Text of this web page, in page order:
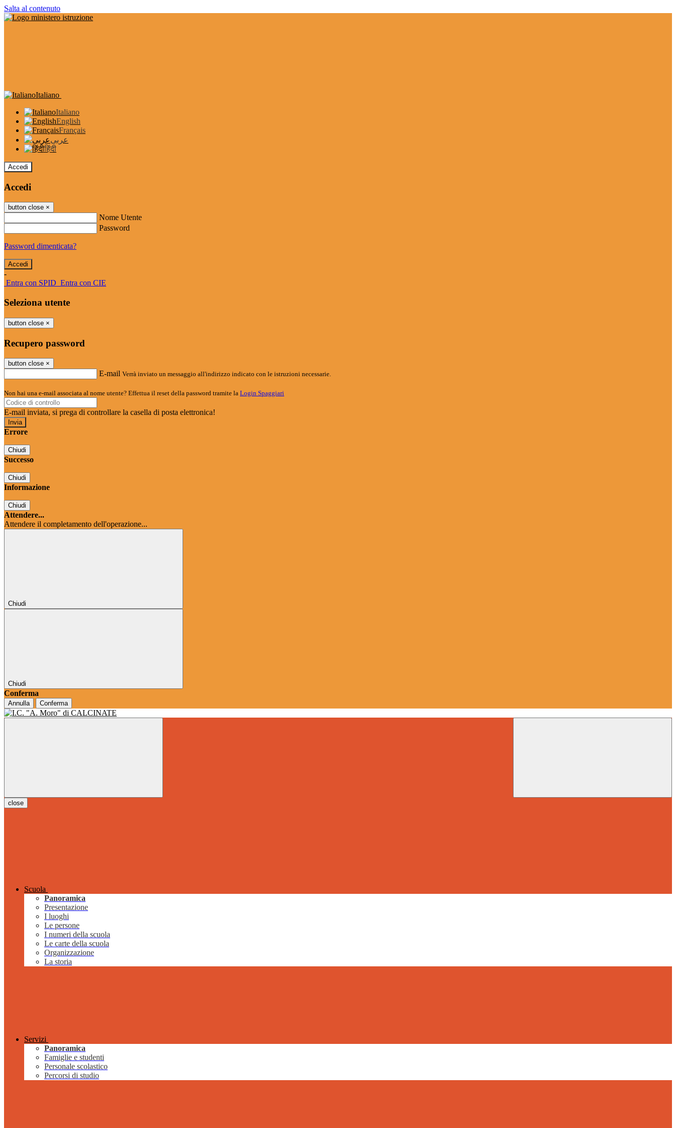
Salta al contenuto
Italiano
Italiano
English
Français
عربى
हिंदी
Accedi
Accedi
button close ×
Nome Utente
Password
Password dimenticata?
-
Entra con SPID Entra con CIE
Seleziona utente
button close ×
Recupero password
button close ×
E-mail Verrà inviato un messaggio all'indirizzo indicato con le istruzioni necessarie.
Non hai una e-mail associata al nome utente? Effettua il reset della password tramite la Login Spaggiari
E-mail inviata, si prega di controllare la casella di posta elettronica!
Errore
Chiudi
Successo
Chiudi
Informazione
Chiudi
Attendere...
Attendere il completamento dell'operazione...
Chiudi
Chiudi
Conferma
Annulla Conferma
close
Scuola
Panoramica
Presentazione
I luoghi
Le persone
I numeri della scuola
Le carte della scuola
Organizzazione
La storia
Servizi
Panoramica
Famiglie e studenti
Personale scolastico
Percorsi di studio